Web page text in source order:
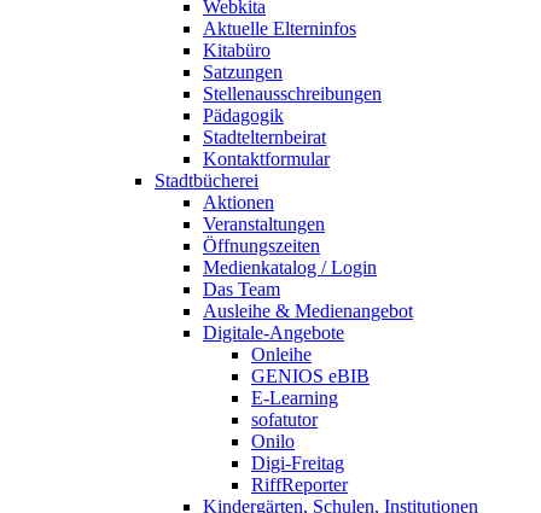
Webkita
Aktuelle Elterninfos
Kitabüro
Satzungen
Stellenausschreibungen
Pädagogik
Stadtelternbeirat
Kontaktformular
Stadtbücherei
Aktionen
Veranstaltungen
Öffnungszeiten
Medienkatalog / Login
Das Team
Ausleihe & Medienangebot
Digitale-Angebote
Onleihe
GENIOS eBIB
E-Learning
sofatutor
Onilo
Digi-Freitag
RiffReporter
Kindergärten, Schulen, Institutionen